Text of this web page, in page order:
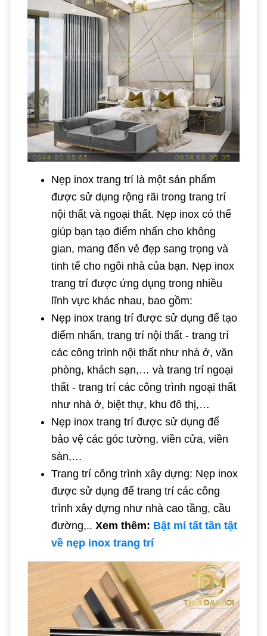
Nẹp inox trang trí là một sản phẩm
được sử dụng rộng rãi trong trang trí
nội thất và ngoại thất. Nẹp inox có thể
giúp bạn tạo điểm nhấn cho không
gian, mang đến vẻ đẹp sang trọng và
tinh tế cho ngôi nhà của bạn. Nẹp inox
trang trí được ứng dụng trong nhiều
lĩnh vực khác nhau, bao gồm:
Nẹp inox trang trí được sử dụng để tạo
điểm nhấn, trang trí nội thất - trang trí
các công trình nội thất như nhà ở, văn
phòng, khách sạn,… và trang trí ngoại
thất - trang trí các công trình ngoại thất
như nhà ở, biệt thự, khu đô thị,…
Nẹp inox trang trí được sử dụng để
bảo vệ các góc tường, viền cửa, viền
sàn,…
Trang trí công trình xây dựng: Nẹp inox
được sử dụng để trang trí các công
trình xây dựng như nhà cao tầng, cầu
đường,.. Xem thêm: Bật mí tất tần tật
về nẹp inox trang trí